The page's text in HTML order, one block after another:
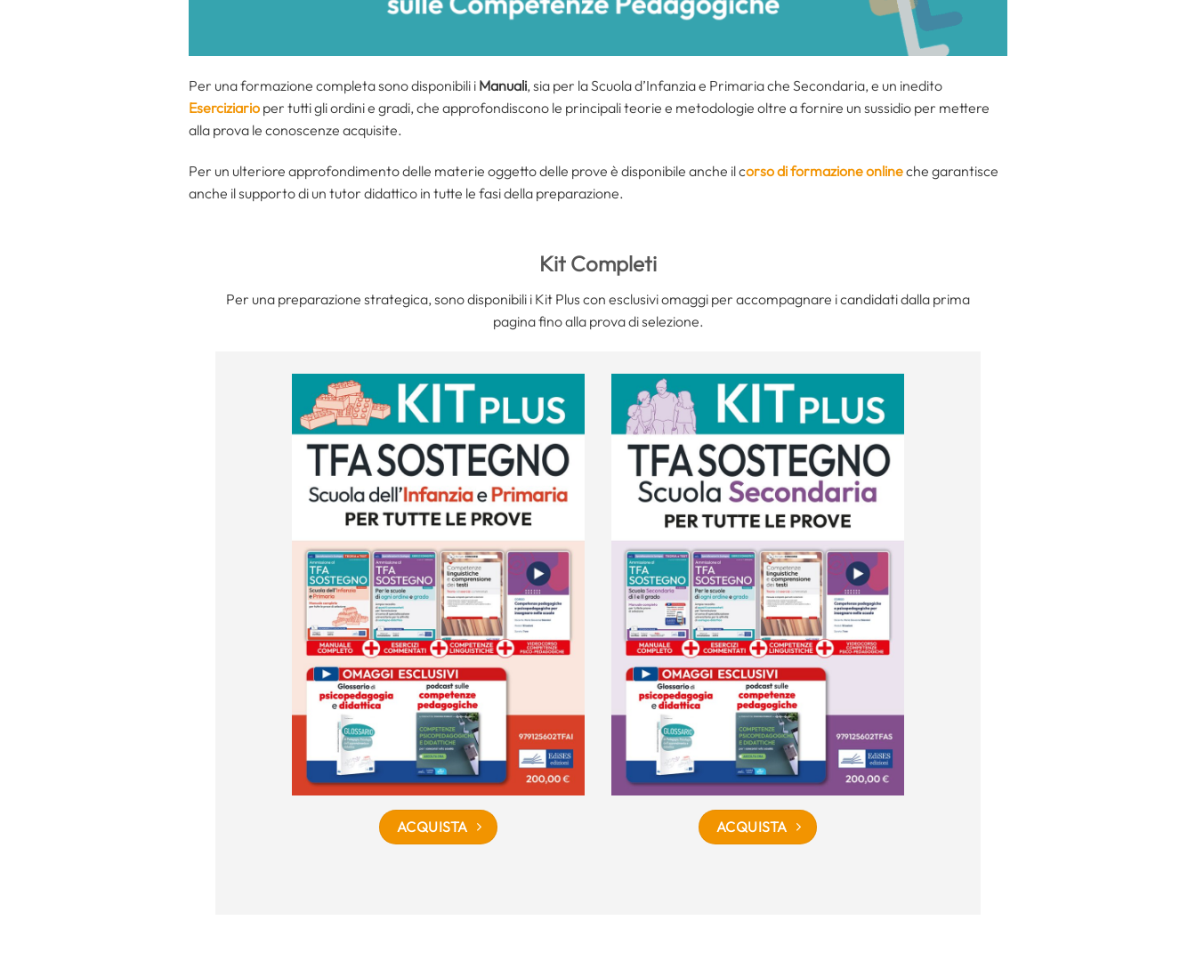
Per una formazione completa sono disponibili i Manuali, sia per la Scuola d’Infanzia e Primaria che Secondaria, e un inedito
Eserciziario per tutti gli ordini e gradi, che approfondiscono le principali teorie e metodologie oltre a fornire un sussidio per mettere
alla prova le conoscenze acquisite.
Per un ulteriore approfondimento delle materie oggetto delle prove è disponibile anche il corso di formazione onlineche garantisce
anche il supporto di un tutor didattico in tutte le fasi della preparazione.
Kit Completi
Per una preparazione strategica, sono disponibili i Kit Plus con esclusivi omaggi per accompagnare i candidati dalla prima
pagina fino alla prova di selezione.
ACQUISTA ACQUISTA